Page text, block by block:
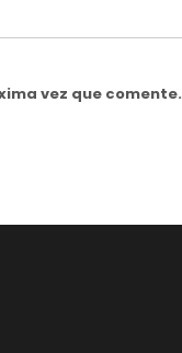
vez que comente.